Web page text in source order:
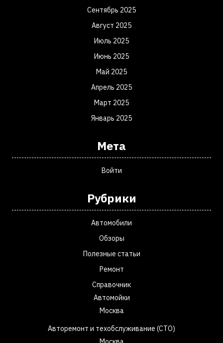
Сентябрь 2025
Август 2025
Июль 2025
Июнь 2025
Май 2025
Апрель 2025
Март 2025
Январь 2025
Мета
Войти
Рубрики
Автомобили
Обзоры
Полезные статьи
Ремонт
Справочник
Автомойки
Москва
Авторемонт и техобслуживание (СТО)